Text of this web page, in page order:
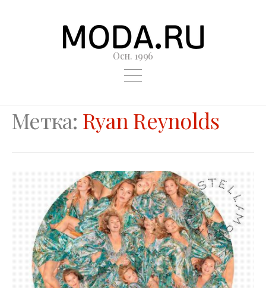
Осн. 1996
Метка: Ryan Reynolds